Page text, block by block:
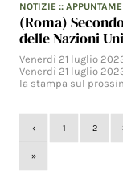
NOTIZIE ::
(Roma)
delle Nazioni
Venerdì 21 luglio
Venerdì 21 luglio
la stampa sul
‹ 1 2
»